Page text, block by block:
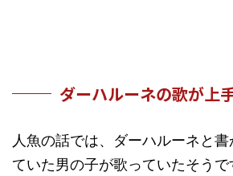
ダーハルーネの歌が上
人魚の話では、ダーハルーネと
ていた男の子が歌っていたそうで